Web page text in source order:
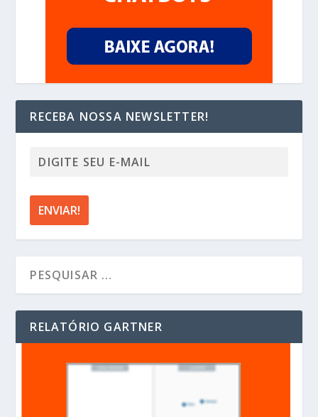
RECEBA NOSSA NEWSLETTER!
RELATÓRIO GARTNER